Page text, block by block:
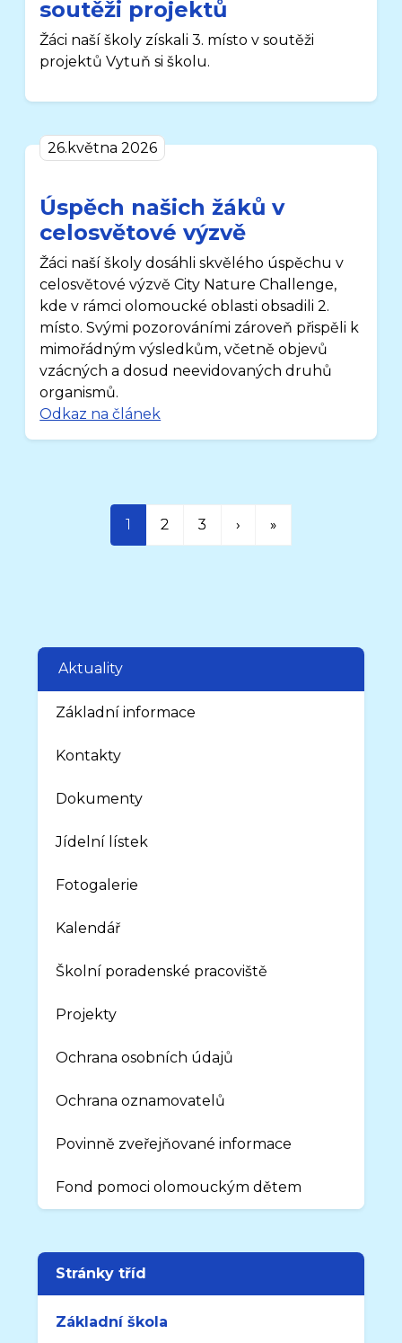
soutěži projektů
Žáci naší školy získali 3. místo v soutěži
projektů Vytuň si školu.
26.května 2026
Úspěch našich žáků v
celosvětové výzvě
Žáci naší školy dosáhli skvělého úspěchu v
celosvětové výzvě City Nature Challenge,
kde v rámci olomoucké oblasti obsadili 2.
místo. Svými pozorováními zároveň přispěli k
mimořádným výsledkům, včetně objevů
vzácných a dosud neevidovaných druhů
organismů.
Odkaz na článek
1 2 3 › »
Aktuality
Základní informace
Kontakty
Dokumenty
Jídelní lístek
Fotogalerie
Kalendář
Školní poradenské pracoviště
Projekty
Ochrana osobních údajů
Ochrana oznamovatelů
Povinně zveřejňované informace
Fond pomoci olomouckým dětem
Stránky tříd
Základní škola